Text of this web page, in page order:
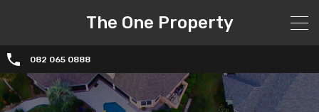
The One Property
082 065 0888